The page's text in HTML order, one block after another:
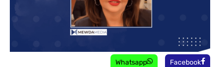
Facebook
Whatsapp